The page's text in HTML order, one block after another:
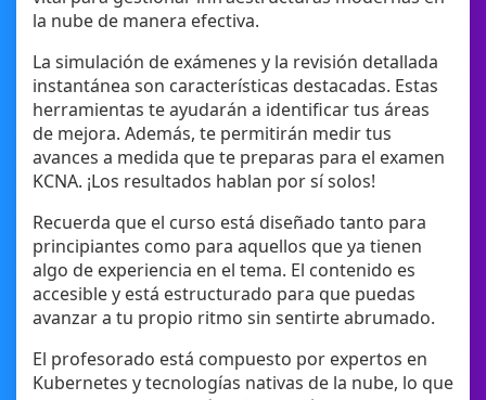
la nube de manera efectiva.
La simulación de exámenes y la revisión detallada
instantánea son características destacadas. Estas
herramientas te ayudarán a identificar tus áreas
de mejora. Además, te permitirán medir tus
avances a medida que te preparas para el examen
KCNA. ¡Los resultados hablan por sí solos!
Recuerda que el curso está diseñado tanto para
principiantes como para aquellos que ya tienen
algo de experiencia en el tema. El contenido es
accesible y está estructurado para que puedas
avanzar a tu propio ritmo sin sentirte abrumado.
El profesorado está compuesto por expertos en
Kubernetes y tecnologías nativas de la nube, lo que